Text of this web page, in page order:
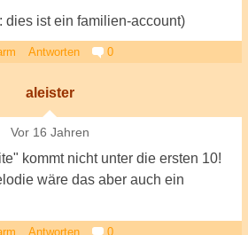
dies ist ein familien-account)
Antworten 0
aleister
Vor 16 Jahren
kommt nicht unter die ersten 10!
wäre das aber auch ein
Antworten 0